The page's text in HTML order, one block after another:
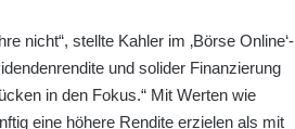
nicht“, stellte Kahler im ‚Börse Online‘-
und solider Finanzierung
in den Fokus.“ Mit Werten wie
eine höhere Rendite erzielen als mit